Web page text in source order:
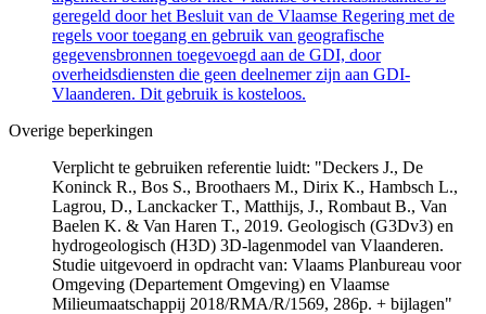
geregeld door het Besluit van de Vlaamse Regering met de
regels voor toegang en gebruik van geografische
gegevensbronnen toegevoegd aan de GDI, door
overheidsdiensten die geen deelnemer zijn aan GDI-
Vlaanderen. Dit gebruik is kosteloos.
Overige beperkingen
Verplicht te gebruiken referentie luidt: "Deckers J., De
Koninck R., Bos S., Broothaers M., Dirix K., Hambsch L.,
Lagrou, D., Lanckacker T., Matthijs, J., Rombaut B., Van
Baelen K. & Van Haren T., 2019. Geologisch (G3Dv3) en
hydrogeologisch (H3D) 3D-lagenmodel van Vlaanderen.
Studie uitgevoerd in opdracht van: Vlaams Planbureau voor
Omgeving (Departement Omgeving) en Vlaamse
Milieumaatschappij 2018/RMA/R/1569, 286p. + bijlagen"